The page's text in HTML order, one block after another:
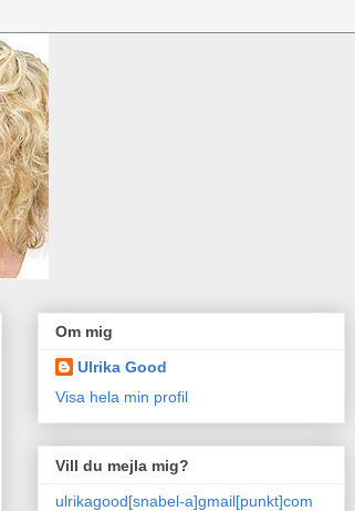
Om mig
Ulrika Good
Visa hela min profil
Vill du mejla mig?
ulrikagood[snabel-a]gmail[punkt]com